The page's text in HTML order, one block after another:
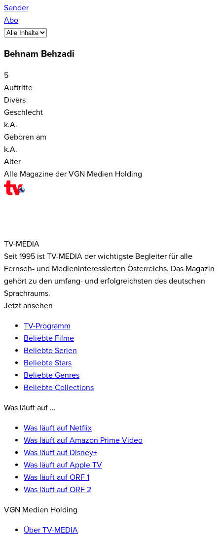
Sender
Abo
Behnam Behzadi
5
Auftritte
Divers
Geschlecht
k.A.
Geboren am
k.A.
Alter
Alle Magazine der VGN Medien Holding
TV-MEDIA
Seit 1995 ist TV-MEDIA der wichtigste Begleiter für alle
Fernseh- und Medieninteressierten Österreichs. Das Magazin
gehört zu den umfang- und erfolgreichsten des deutschen
Sprachraums.
Jetzt ansehen
TV-Programm
Beliebte Filme
Beliebte Serien
Beliebte Stars
Beliebte Genres
Beliebte Collections
Was läuft auf …
Was läuft auf Netflix
Was läuft auf Amazon Prime Video
Was läuft auf Disney+
Was läuft auf Apple TV
Was läuft auf ORF 1
Was läuft auf ORF 2
VGN Medien Holding
Über TV-MEDIA